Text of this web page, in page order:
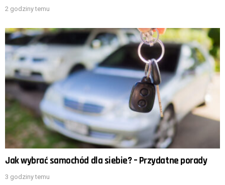
2 godziny temu
Jak wybrać samochód dla siebie? – Przydatne porady
3 godziny temu